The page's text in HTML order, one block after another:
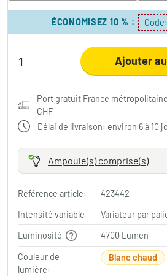
ÉCONOMISEZ 10 % : Code:
Ajouter
Port gratuit France
CHF
Délai de livraison: environ 6 à 10
Ampoule(s) comprise(s)
Référence article:
423442
Intensité variable
Variateur par
Luminosité
4700 Lumen
Couleur de
lumière:
Blanc chaud